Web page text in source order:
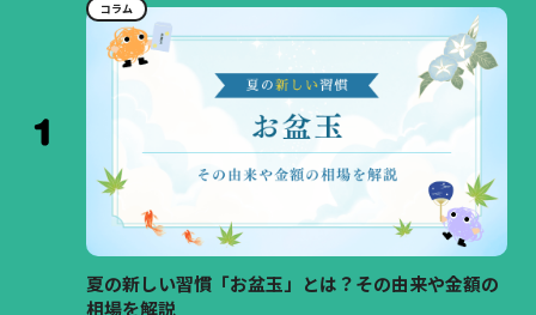
コラム
夏の新しい習慣「お盆玉」とは？その由来や金額の
相場を解説